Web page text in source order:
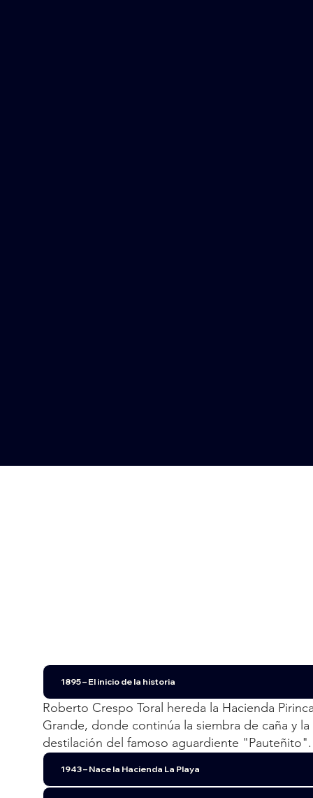
1895 – El inicio de la historia
Roberto Crespo Toral hereda la Hacienda
Grande, donde continúa la siembra de caña y la
destilación del famoso aguardiente "Pauteñito".
1943 – Nace la Hacienda La Playa